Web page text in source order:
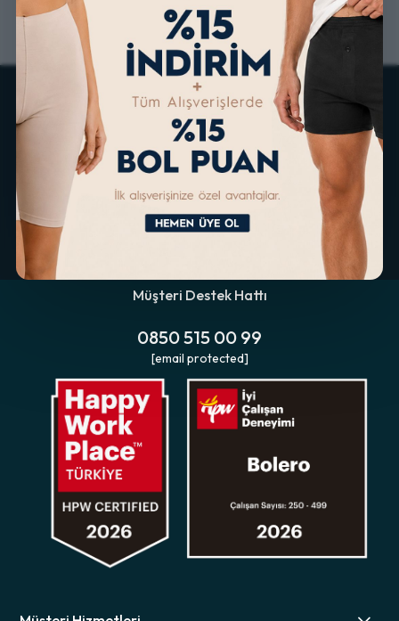
KOLAY İADE & DEĞİŞİM
ALTERNATİF ÖDEME
İMKANLARI
Müşteri Destek Hattı
0850 515 00 99
[email protected]